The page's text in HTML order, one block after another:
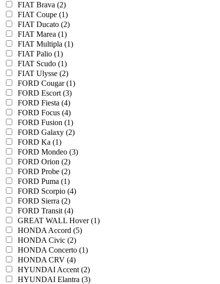
FIAT Brava (2)
FIAT Coupe (1)
FIAT Ducato (2)
FIAT Marea (1)
FIAT Multipla (1)
FIAT Palio (1)
FIAT Scudo (1)
FIAT Ulysse (2)
FORD Cougar (1)
FORD Escort (3)
FORD Fiesta (4)
FORD Focus (4)
FORD Fusion (1)
FORD Galaxy (2)
FORD Ka (1)
FORD Mondeo (3)
FORD Orion (2)
FORD Probe (2)
FORD Puma (1)
FORD Scorpio (4)
FORD Sierra (2)
FORD Transit (4)
GREAT WALL Hover (1)
HONDA Accord (5)
HONDA Civic (2)
HONDA Concerto (1)
HONDA CRV (4)
HYUNDAI Accent (2)
HYUNDAI Elantra (3)